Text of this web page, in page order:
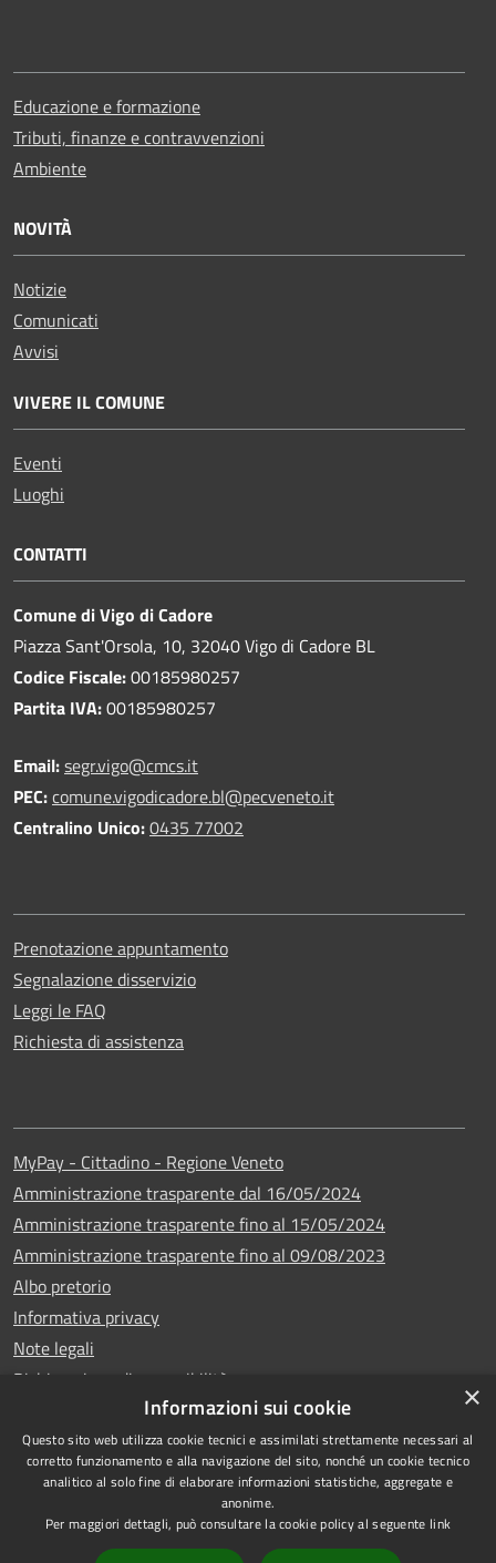
Educazione e formazione
Tributi, finanze e contravvenzioni
Ambiente
NOVITÀ
Notizie
Comunicati
Avvisi
VIVERE IL COMUNE
Eventi
Luoghi
CONTATTI
Comune di Vigo di Cadore
Piazza Sant'Orsola, 10, 32040 Vigo di Cadore BL
Codice Fiscale:00185980257
Partita IVA:00185980257
Email:segr.vigo@cmcs.it
PEC:comune.vigodicadore.bl@pecveneto.it
Centralino Unico:0435 77002
Prenotazione appuntamento
Segnalazione disservizio
Leggi le FAQ
Richiesta di assistenza
MyPay - Cittadino - Regione Veneto
Amministrazione trasparente dal 16/05/2024
Amministrazione trasparente fino al 15/05/2024
Amministrazione trasparente fino al 09/08/2023
Albo pretorio
Informativa privacy
Note legali
Dichiarazione di accessibilità
RSS
Accessibilità
Copyright © 2024
•Comune di Vigo di
Cadore• Powered
×
Informazioni sui cookie
Questo sito web utilizza cookie tecnici e assimilati strettamente necessari al
corretto funzionamento e alla navigazione del sito, nonché un cookie tecnico
analitico al solo fine di elaborare informazioni statistiche, aggregate e
anonime.
Per maggiori dettagli, può consultare la cookie policy al seguente link